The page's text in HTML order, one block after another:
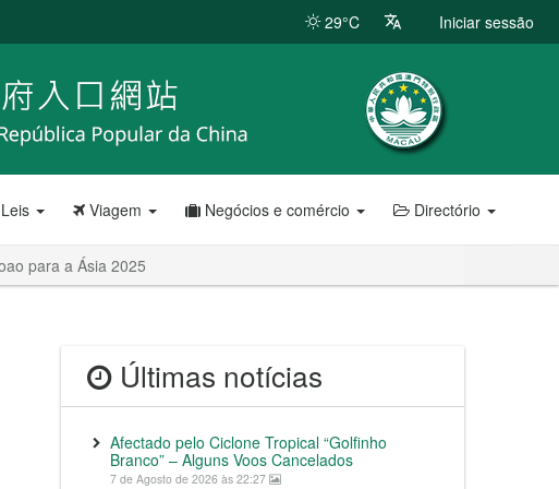
29°C Iniciar sessão
Leis Viagem Negócios e comércio Directório
para a Ásia 2025
Últimas notícias
Afectado pelo Ciclone Tropical “Golfinho
Branco” – Alguns Voos Cancelados
7 de Agosto de 2026 às 22:27